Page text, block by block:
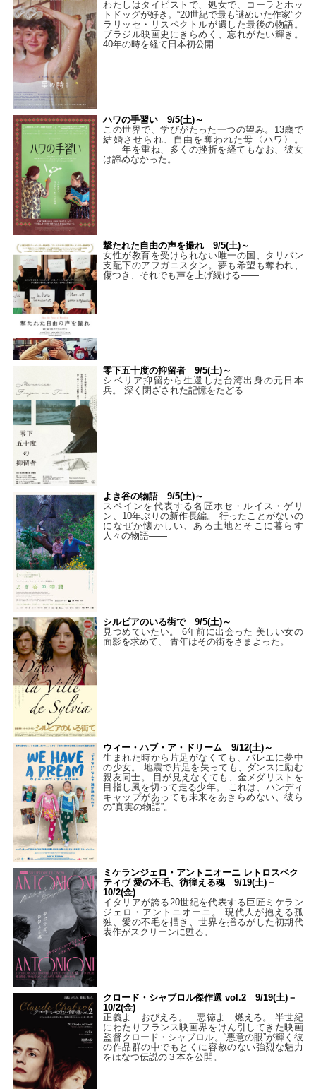
わたしはタイピストで、処⼥で、コーラとホッ
トドッグが好き。“20世紀で最も謎めいた作家”ク
ラリッセ・リスペクトルが遺した最後の物語。
ブラジル映画史にきらめく、忘れがたい輝き。
40年の時を経て⽇本初公開
ハワの手習い 9/5(土)～
この世界で、学びがたった一つの望み。13歳で
結婚させられ、自由を奪われた母〈ハワ〉。
——年を重ね、多くの挫折を経てもなお、彼女
は諦めなかった。
撃たれた自由の声を撮れ 9/5(土)～
女性が教育を受けられない唯一の国、タリバン
支配下のアフガニスタン。夢も希望も奪われ、
傷つき、それでも声を上げ続ける——
零下五十度の抑留者 9/5(土)～
シベリア抑留から生還した台湾出身の元日本
兵。 深く閉ざされた記憶をたどる—
よき谷の物語 9/5(土)～
スペインを代表する名匠ホセ・ルイス・ゲリ
ン、10年ぶりの新作長編。 行ったことがないの
になぜか懐かしい、ある土地とそこに暮らす
人々の物語――
シルビアのいる街で 9/5(土)～
見つめていたい。 6年前に出会った 美しい女の
面影を求めて、 青年はその街をさまよった。
ウィー・ハブ・ア・ドリーム 9/12(土)～
生まれた時から片足がなくても、バレエに夢中
の少女。 地震で片足を失っても、ダンスに励む
親友同士。 目が見えなくても、金メダリストを
目指し風を切って走る少年。 これは、ハンディ
キャップがあっても未来をあきらめない、彼ら
の“真実の物語”。
ミケランジェロ・アントニオーニ レトロスペク
ティヴ 愛の不毛、彷徨える魂 9/19(土)－
10/2(金)
イタリアが誇る20世紀を代表する巨匠ミケラン
ジェロ・アントニオーニ。 現代人が抱える孤
独、愛の不毛を描き、世界を揺るがした初期代
表作がスクリーンに甦る。
クロード・シャブロル傑作選 vol.2 9/19(土)－
10/2(金)
正義よ おびえろ。 悪徳よ 燃えろ。 半世紀
にわたりフランス映画界をけん引してきた映画
監督クロード・シャブロル。“悪意の眼”が輝く彼
の作品群の中でもとくに容赦のない強烈な魅力
をはなつ伝説の３本を公開。